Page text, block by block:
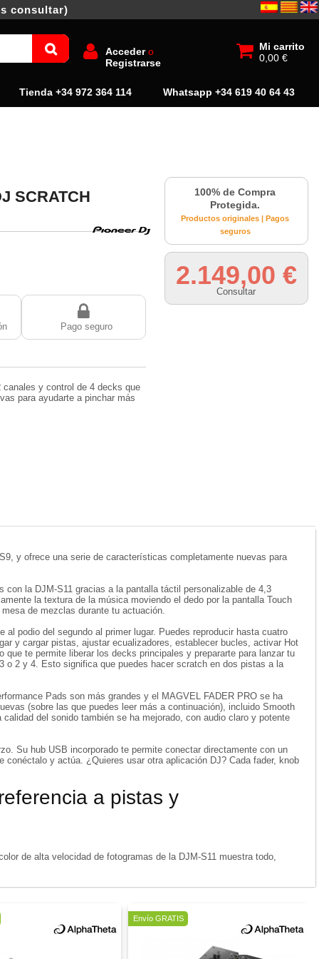
consultar)
Mi carrito
0,00 €
Accedero
Registrarse
Tienda +34 972 364 114 Whatsapp +34 619 40 64 43
SCRATCH
Pago seguro
canales y control de 4 decks que
para ayudarte a pinchar más
100% de Compra
Protegida.
Productos originales | Pagos
seguros
2.149,00 €
Consultar
y ofrece una serie de características completamente nuevas para
la DJM-S11 gracias a la pantalla táctil personalizable de 4,3
la textura de la música moviendo el dedo por la pantalla Touch
de mezclas durante tu actuación.
podio del segundo al primer lugar. Puedes reproducir hasta cuatro
y cargar pistas, ajustar ecualizadores, establecer bucles, activar Hot
te permite liberar los decks principales y prepararte para lanzar tu
o 2 y 4. Esto significa que puedes hacer scratch en dos pistas a la
Pads son más grandes y el MAGVEL FADER PRO se ha
(sobre las que puedes leer más a continuación), incluido Smooth
del sonido también se ha mejorado, con audio claro y potente
Su hub USB incorporado te permite conectar directamente con un
y actúa. ¿Quieres usar otra aplicación DJ? Cada fader, knob
a pistas y
de alta velocidad de fotogramas de la DJM-S11 muestra todo,
Envío GRATIS